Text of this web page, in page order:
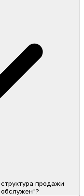
продажи